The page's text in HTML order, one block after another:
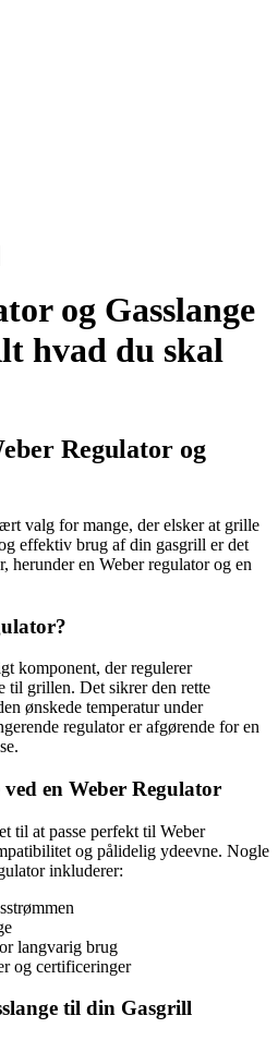
og Gasslange
hvad du skal
Regulator og
valg for mange, der elsker at grille
effektiv brug af din gasgrill er det
herunder en Weber regulator og en
komponent, der regulerer
til grillen. Det sikrer den rette
ønskede temperatur under
regulator er afgørende for en
en Weber Regulator
til at passe perfekt til Weber
og pålidelig ydeevne. Nogle
inkluderer:
langvarig brug
og certificeringer
til din Gasgrill